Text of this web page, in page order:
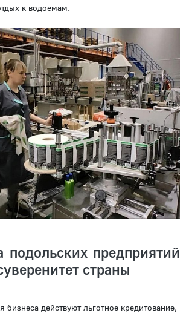
к водоемам.
подольских предприятий
страны
действуют льготное кредитование,